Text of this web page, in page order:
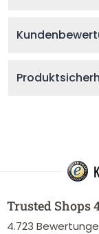
Trusted Shops
4.723